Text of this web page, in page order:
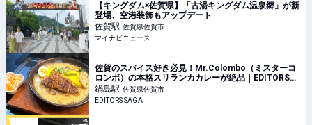
【キングダム×佐賀県】「古湯キングダム温泉郷」が新
登場、空港装飾もアップデート
佐賀駅 佐賀県佐賀市
マイナビニュース
佐賀のスパイス好き必見！Mr.Colombo（ミスターコ
ロンボ）の本格スリランカカレーが絶品｜EDITORS
SAGA
鍋島駅 佐賀県佐賀市
EDITORS SAGA